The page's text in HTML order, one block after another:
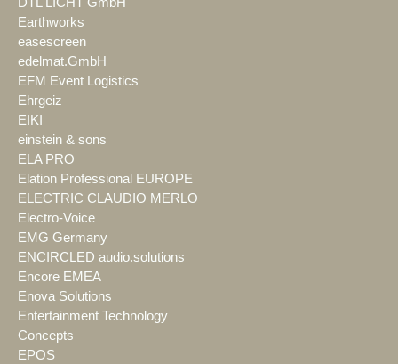
Earthworks
easescreen
edelmat.GmbH
EFM Event Logistics
Ehrgeiz
EIKI
einstein & sons
ELA PRO
Elation Professional EUROPE
ELECTRIC CLAUDIO MERLO
Electro-Voice
EMG Germany
ENCIRCLED audio.solutions
Encore EMEA
Enova Solutions
Entertainment Technology
Concepts
EPOS